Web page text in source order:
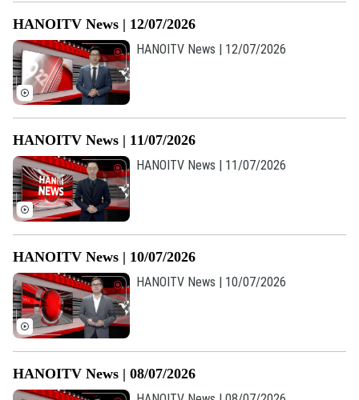
HANOITV News | 12/07/2026
HANOITV News | 12/07/2026
HANOITV News | 11/07/2026
HANOITV News | 11/07/2026
HANOITV News | 10/07/2026
HANOITV News | 10/07/2026
HANOITV News | 08/07/2026